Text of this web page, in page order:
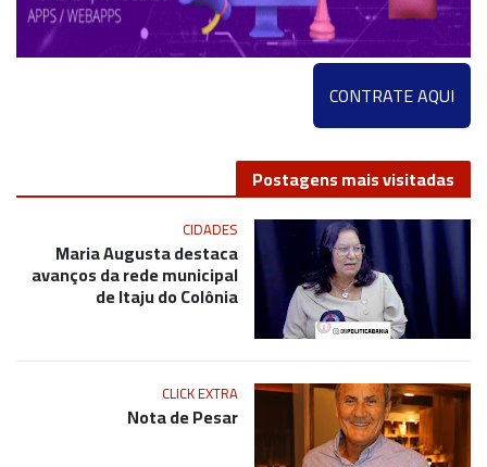
CONTRATE AQUI
Postagens mais visitadas
CIDADES
Maria Augusta destaca
avanços da rede municipal
de Itaju do Colônia
CLICK EXTRA
Nota de Pesar